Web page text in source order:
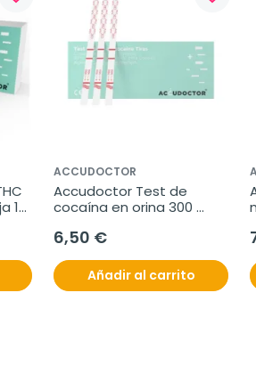
10
ACCUDOCTOR
Accudoctor Test de
cocaína en orina 300
6,50 €
Añadir al carrito